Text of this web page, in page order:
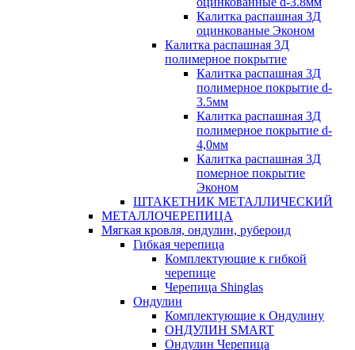
Калитка распашная 3Д
оцинкованые Эконом
Калитка распашная 3Д
полимерное покрытие
Калитка распашная 3Д
полимерное покрытие d-
3.5мм
Калитка распашная 3Д
полимерное покрытие d-
4,0мм
Калитка распашная 3Д
померное покрытие
Эконом
ШТАКЕТНИК МЕТАЛЛИЧЕСКИЙ
МЕТАЛЛОЧЕРЕПИЦА
Мягкая кровля, ондулин, рубероид
Гибкая черепица
Комплектующие к гибкой
черепице
Черепица Shinglas
Ондулин
Комплектующие к Ондулину
ОНДУЛИН SMART
Ондулин Черепица